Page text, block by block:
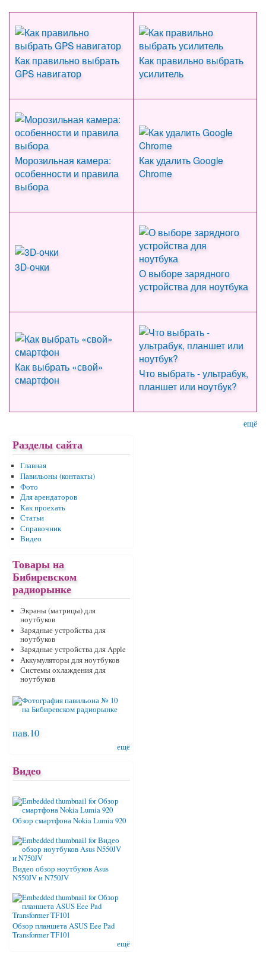
Как правильно выбрать
GPS навигатор
Как правильно выбрать
усилитель
Морозильная камера:
особенности и правила
выбора
Как удалить Google
Chrome
3D-очки
О выборе зарядного
устройства для ноутбука
Как выбрать «свой»
смартфон
Что выбрать - ультрабук,
планшет или ноутбук?
ещё
Разделы сайта
Главная
Павильоны (контакты)
Фото
Для арендаторов
Как проехать
Статьи
Справочник
Видео
Товары на
Бибиревском
радиорынке
Экраны (матрицы) для
ноутбуков
Зарядные устройства для
ноутбуков
Зарядные устройства для Apple
Аккумуляторы для ноутбуков
Системы охлаждения для
ноутбуков
пав.10
ещё
Видео
Обзор смартфона Nokia Lumia 920
Видео обзор ноутбуков Asus
N550JV и N750JV
Обзор планшета ASUS Eee Pad
Transformer TF101
ещё